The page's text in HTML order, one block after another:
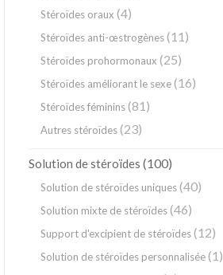
Stéroïdes oraux (4)
Stéroïdes anti-œstrogènes(11)
Stéroïdes prohormonaux (25)
Stéroïdes améliorant le sexe(16)
Stéroïdes féminins(81)
Autres stéroïdes(23)
Solution de stéroïdes (100)
Solution de stéroïdes uniques(40)
Solution mixte de stéroïdes(46)
Support d'excipient de stéroïdes(12)
Solution de stéroïdes personnalisée(1)